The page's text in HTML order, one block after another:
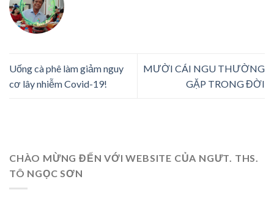
Uống cà phê làm giảm nguy
cơ lây nhiễm Covid-19!
MƯỜI CÁI NGU THƯỜNG
GẶP TRONG ĐỜI
CHÀO MỪNG ĐẾN VỚI WEBSITE CỦA NGƯT. THS.
TÔ NGỌC SƠN